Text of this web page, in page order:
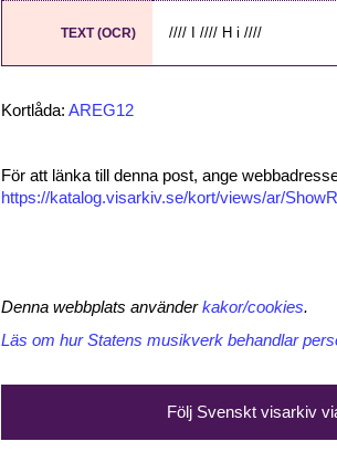
TEXT (OCR) //// I //// H i ////
Kortlåda: AREG12
För att länka till denna post, ange
https://katalog.visarkiv.se/kort/views/ar/
Denna webbplats använderkakor/cookies.
Läs om hur Statens musikverk behandlar
Följ Svenskt visarkiv